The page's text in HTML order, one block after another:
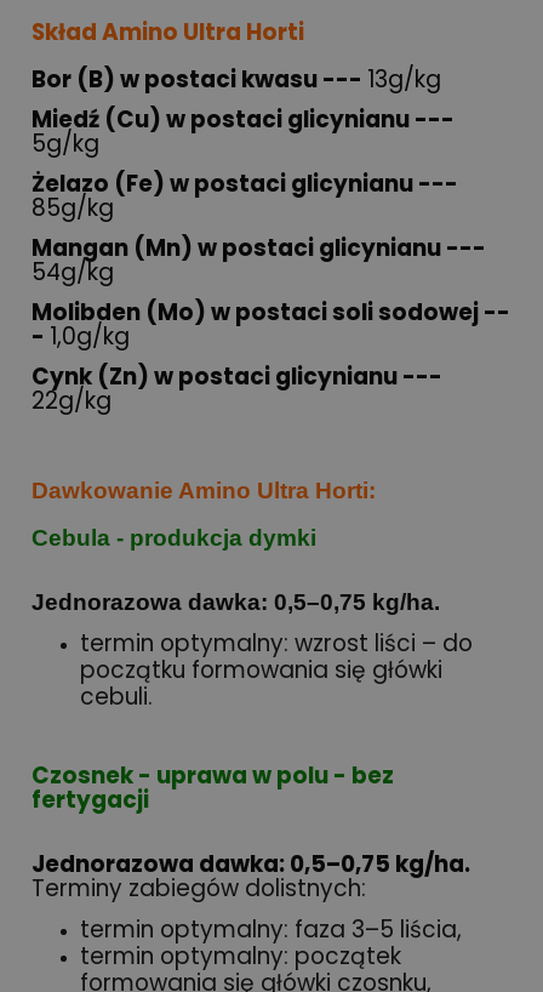
Skład Amino Ultra Horti
Bor (B) w postaci kwasu --- 13g/kg
Miedź (Cu) w postaci glicynianu ---
5g/kg
Żelazo (Fe) w postaci glicynianu ---
85g/kg
Mangan (Mn) w postaci glicynianu ---
54g/kg
Molibden (Mo) w postaci soli sodowej --
- 1,0g/kg
Cynk (Zn) w postaci glicynianu ---
22g/kg
Dawkowanie Amino Ultra Horti:
Cebula - produkcja dymki
Jednorazowa dawka: 0,5–0,75 kg/ha.
termin optymalny: wzrost liści – do
początku formowania się główki
cebuli.
Czosnek - uprawa w polu - bez
fertygacji
Jednorazowa dawka: 0,5–0,75 kg/ha.
Terminy zabiegów dolistnych:
termin optymalny: faza 3–5 liścia,
termin optymalny: początek
formowania się główki czosnku,